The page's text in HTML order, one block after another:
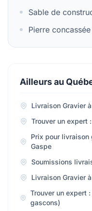
Sable de
Pierre concassée
Ailleurs au
Livraison Gravier
Trouver un expert
Prix pour livraison
Gaspe
Soumissions
Livraison Gravier
Trouver un expert
gascons)